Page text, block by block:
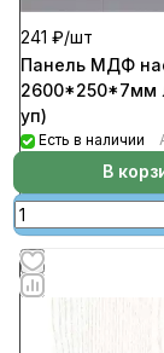
241 ₽/шт
Панель МДФ
2600*250*7мм
уп)
Есть в наличии
В